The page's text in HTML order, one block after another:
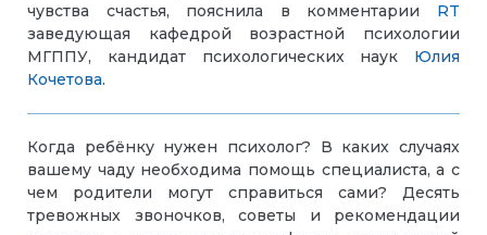
чувства счастья, пояснила в комментарии RT
заведующая кафедрой возрастной психологии
МГППУ, кандидат психологических наук Юлия
Кочетова.
Когда ребёнку нужен психолог? В каких случаях
вашему чаду необходима помощь специалиста, а с
чем родители могут справиться сами? Десять
тревожных звоночков, советы и рекомендации